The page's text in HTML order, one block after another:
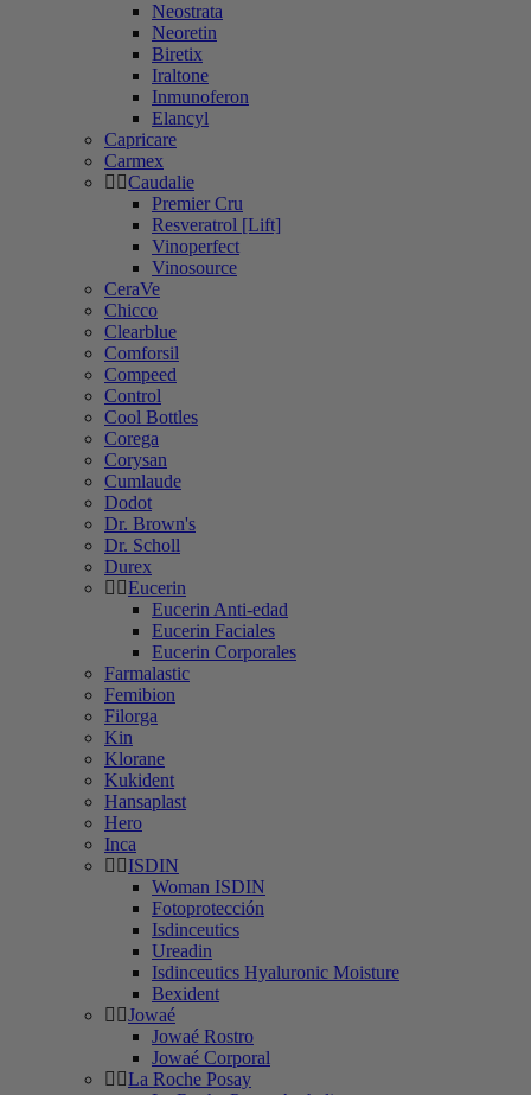
Neostrata
Neoretin
Biretix
Iraltone
Inmunoferon
Elancyl
Capricare
Carmex
Caudalie
Premier Cru
Resveratrol [Lift]
Vinoperfect
Vinosource
CeraVe
Chicco
Clearblue
Comforsil
Compeed
Control
Cool Bottles
Corega
Corysan
Cumlaude
Dodot
Dr. Brown's
Dr. Scholl
Durex
Eucerin
Eucerin Anti-edad
Eucerin Faciales
Eucerin Corporales
Farmalastic
Femibion
Filorga
Kin
Klorane
Kukident
Hansaplast
Hero
Inca
ISDIN
Woman ISDIN
Fotoprotección
Isdinceutics
Ureadin
Isdinceutics Hyaluronic Moisture
Bexident
Jowaé
Jowaé Rostro
Jowaé Corporal
La Roche Posay